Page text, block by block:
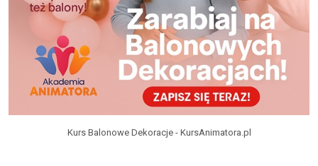
Kurs Balonowe Dekoracje - KursAnimatora.pl